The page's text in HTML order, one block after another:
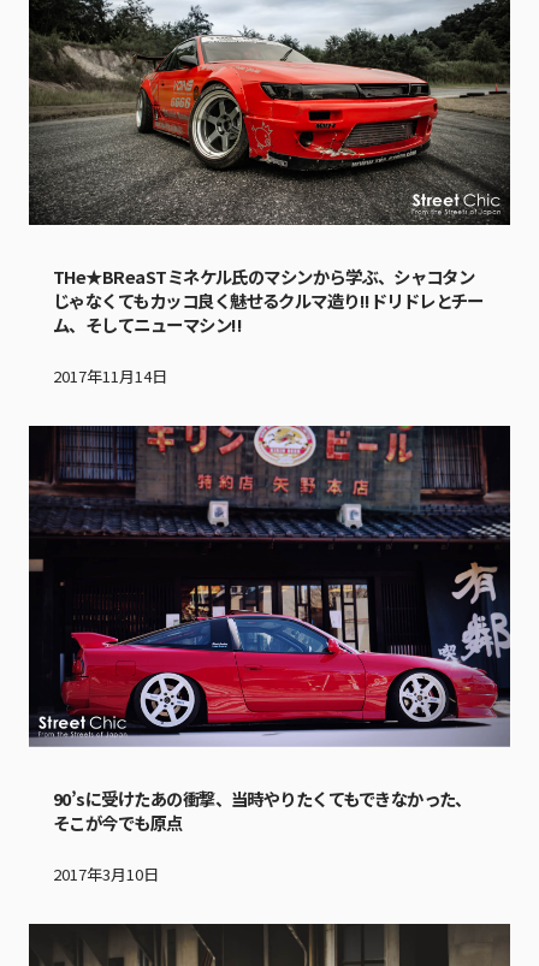
THe★BReaSTミネケル氏のマシンから学ぶ、シャコタン
じゃなくてもカッコ良く魅せるクルマ造り!!ドリドレとチー
ム、そしてニューマシン!!
2017年11月14日
90’sに受けたあの衝撃、当時やりたくてもできなかった、
そこが今でも原点
2017年3月10日